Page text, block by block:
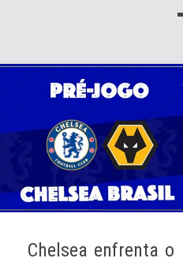
Chelsea enfrenta o